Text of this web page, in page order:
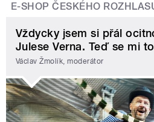
E-SHOP ČESKÉHO
Vždycky jsem si přál
Julese Verna. Teď se mi
Václav Žmolík, moderátor